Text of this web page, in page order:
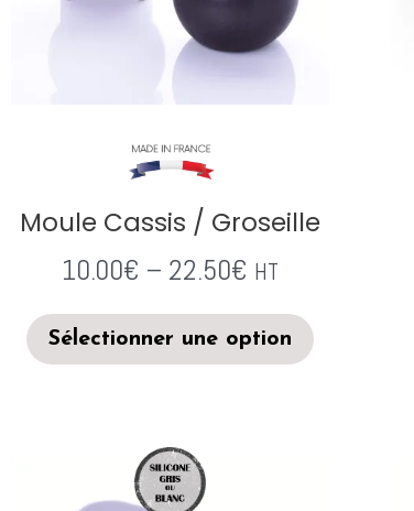
Moule Cassis / Groseille
10.00€ – 22.50€ HT
Sélectionner une option